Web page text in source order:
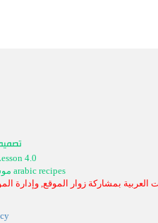
4.0
© 2005 - 2022 موسوعة الطبخ arabic recipes
بمشاركة زوار الموقع,